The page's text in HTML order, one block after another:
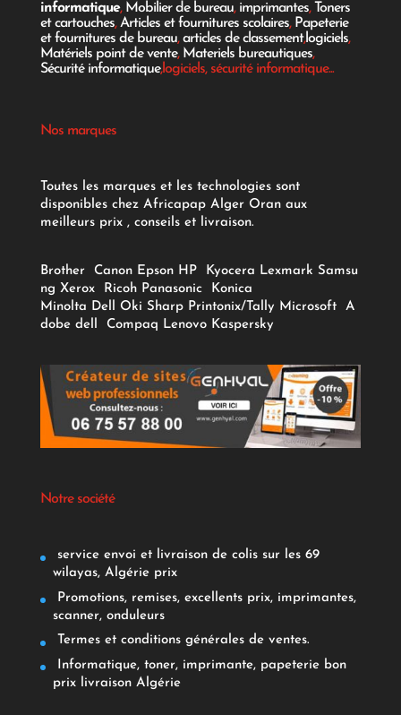
informatique, Mobilier de bureau, imprimantes, Toners
et cartouches,Articles et fournitures scolaires, Papeterie
et fournitures de bureau,articles de classement,logiciels,
Matériels point de vente, Materiels bureautiques,
Sécurité informatique,logiciels, sécurité informatique...
Nos marques
Toutes les marques et les technologies sont
disponibles chez Africapap Alger Oran aux
meilleurs prix , conseils et livraison.
Brother Canon Epson HP Kyocera Lexmark Samsu
ng Xerox Ricoh Panasonic
Konica
Minolta Dell Oki Sharp Printonix/Tally Microsoft
A
dobe dell Compaq Lenovo Kaspersky
Notre société
service envoi et livraison de colis sur les 69
wilayas, Algérie prix
Promotions, remises, excellents prix, imprimantes,
scanner, onduleurs
Termes et conditions générales de ventes.
Informatique, toner, imprimante, papeterie bon
prix livraison Algérie